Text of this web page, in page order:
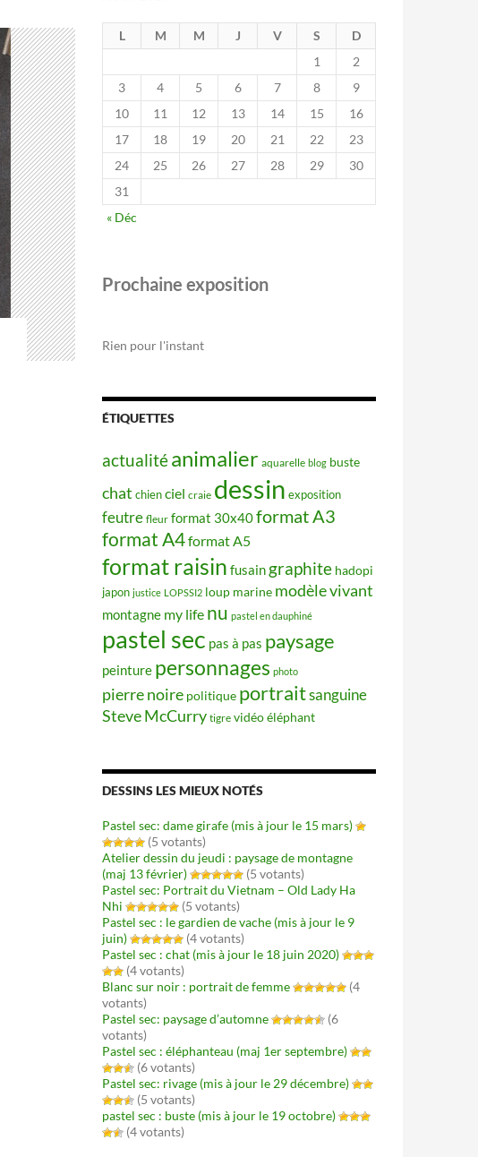
L M M J V S
D
1
2
3
4 5 6 7 8
9
10
11 12 13 14 15
16
17
18 19 20 21 22
23
24
25 26 27 28 29
30
31
« Déc
Prochaine exposition
Rien pour l'instant
ÉTIQUETTES
actualitéanimalier aquarelle blog buste
chat chienciel craie dessin exposition
feutre fleur format 30x40format A3
format A4format A5
format raisin fusain graphite hadopi
japon justice LOPSSI2 loup marine modèle vivant
montagne my life nu pastel en dauphiné
pastel sec pas à pas paysage
peinture personnages photo
pierre noire politique portraitsanguine
Steve McCurry tigre vidéoéléphant
DESSINS LES MIEUX NOTÉS
Pastel sec: dame girafe (mis à jour le 15 mars)
(5 votants)
Atelier dessin du jeudi : paysage de montagne
(maj 13 février)
(5 votants)
Pastel sec: Portrait du Vietnam – Old Lady Ha
Nhi
(5 votants)
Pastel sec : le gardien de vache (mis à jour le 9
juin)
(4 votants)
Pastel sec : chat (mis à jour le 18 juin 2020)
(4 votants)
Blanc sur noir : portrait de femme
(4
votants)
Pastel sec: paysage d’automne
(6
votants)
Pastel sec : éléphanteau (maj 1er septembre)
(6 votants)
Pastel sec: rivage (mis à jour le 29 décembre)
(5 votants)
pastel sec : buste (mis à jour le 19 octobre)
(4 votants)